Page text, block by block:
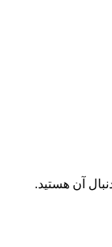
آن هستید.